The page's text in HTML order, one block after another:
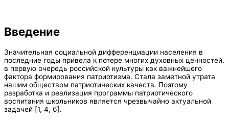
Введение
Значительная социальной дифференциации населения в
последние годы привела к потере многих духовных ценностей.
в первую очередь российской культуры как важнейшего
фактора формирования патриотизма. Стала заметной утрата
нашим обществом патриотических качеств. Поэтому
разработка и реализация программы патриотического
воспитания школьников является чрезвычайно актуальной
задачей [1, 4, 6].